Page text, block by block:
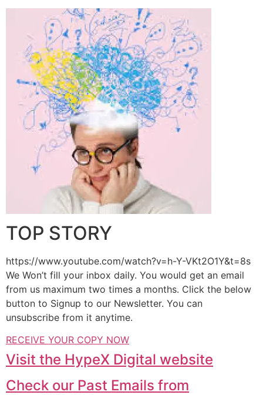
TOP STORY
https://www.youtube.com/watch?v=h-Y-VKt2O1Y&t=8s
We Won’t fill your inbox daily. You would get an email
from us maximum two times a months. Click the below
button to Signup to our Newsletter. You can
unsubscribe from it anytime.
RECEIVE YOUR COPY NOW
Visit the HypeX Digital website
Check our Past Emails from